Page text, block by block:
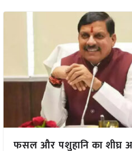
फसल और पशुहानि का शीघ्र